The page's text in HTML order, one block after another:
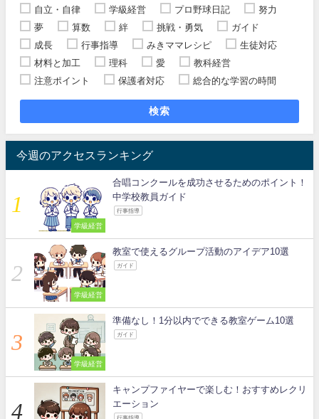
自立・自律 学級経営 プロ野球日記
努力
夢
算数 絆 挑戦・勇気
ガイド
成長
行事指導 みきママレシピ
生徒対応
材料と加工
理科 愛
教科経営
注意ポイント
保護者対応 総合的な学習の時間
検索
今週のアクセスランキング
学級経営
合唱コンクールを成功させるためのポイント！
中学校教員ガイド
行事指導
学級経営
教室で使えるグループ活動のアイデア10選
ガイド
学級経営
準備なし！1分以内でできる教室ゲーム10選
ガイド
キャンプファイヤーで楽しむ！おすすめレクリ
エーション
行事指導